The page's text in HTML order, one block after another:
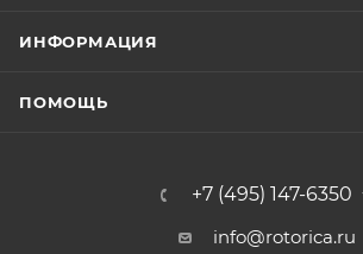
ИНФОРМАЦИЯ
ПОМОЩЬ
+7 (495) 147-6350
info@rotorica.ru